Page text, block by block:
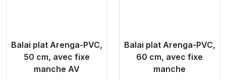
Balai plat Arenga-PVC,
50 cm, avec fixe
manche AV
Balai plat Arenga-PVC,
60 cm, avec fixe
manche